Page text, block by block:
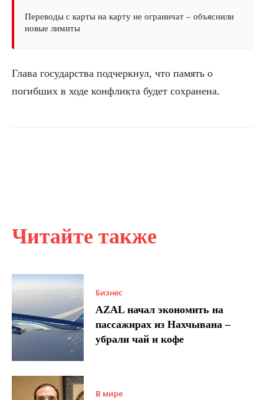
Читайте также
Бизнес
AZAL начал экономить на
пассажирах из Нахчывана –
убрали чай и кофе
В мире
Переводы с карты на карту не ограничат – объяснили
новые лимиты
Глава государства подчеркнул, что память о
погибших в ходе конфликта будет сохранена.